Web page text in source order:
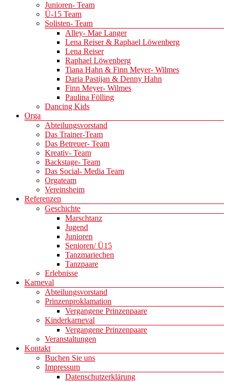
Junioren- Team
Ü-15 Team
Solisten- Team
Alley- Mae Langer
Lena Reiser & Raphael Löwenberg
Lena Reiser
Raphael Löwenberg
Tiana Hahn & Finn Meyer- Wilmes
Daria Pastijan & Denny Hahn
Finn Meyer- Wilmes
Paulina Fölling
Dancing Kids
Orga
Abteilungsvorstand
Das Trainer-Team
Das Betreuer- Team
Kreativ- Team
Backstage- Team
Das Social- Media Team
Orgateam
Vereinsheim
Referenzen
Geschichte
Marschtanz
Jugend
Junioren
Senioren/ Ü15
Tanzmariechen
Tanzpaare
Erlebnisse
Karneval
Abteilungsvorstand
Prinzenproklamation
Vergangene Prinzenpaare
Kinderkarneval
Vergangene Prinzenpaare
Veranstaltungen
Kontakt
Buchen Sie uns
Impressum
Datenschutzerklärung